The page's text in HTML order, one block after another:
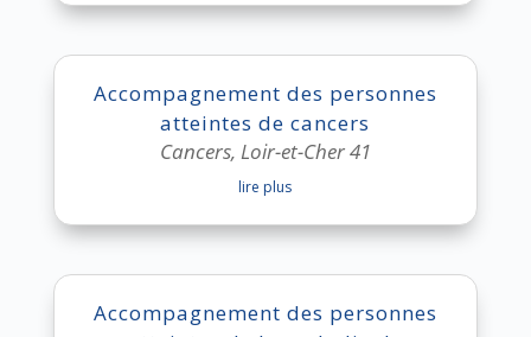
Accompagnement des personnes
atteintes de cancers
Cancers, Loir-et-Cher 41
lire plus
Accompagnement des personnes